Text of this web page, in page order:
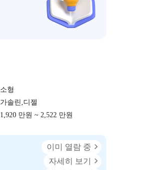
소형
가솔린,디젤
1,920 만원 ~ 2,522 만원
이미 열람 중
자세히 보기